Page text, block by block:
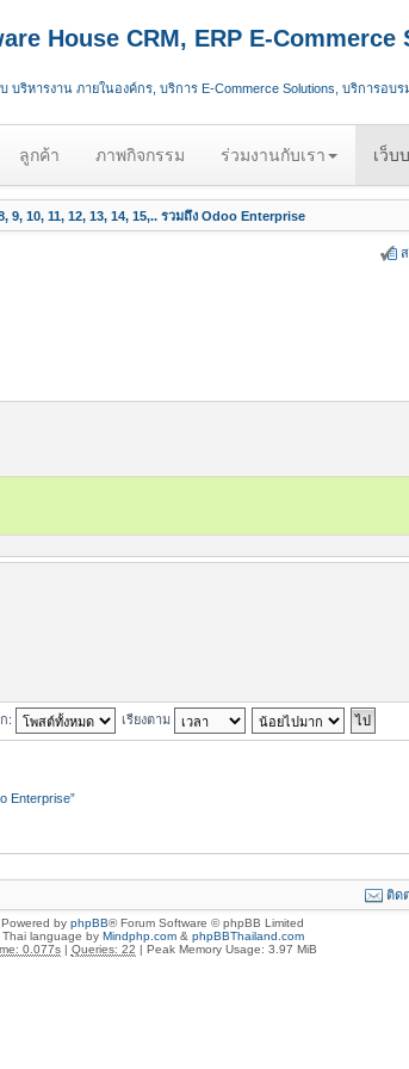
House CRM, ERP E-Commerce
ริหารงาน ภายในองค์กร, บริการ E-Commerce Solutions, บริการอบ
ลูกค้า ภาพกิจกรรม ร่วมงานกับเรา เว็บ
10, 11, 12, 13, 14, 15,.. รวมถึง Odoo Enterprise
: เรียงตาม
Enterprise”
ติด
Powered by phpBB® Forum Software © phpBB Limited
Thai language by Mindphp.com& phpBBThailand.com
0.077s| Queries: 22 | Peak Memory Usage: 3.97 MiB